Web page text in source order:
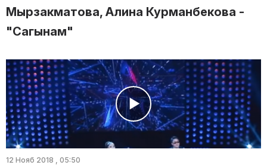
Мырзакматова, Алина Курманбекова -
"Сагынам"
12 Нояб 2018 , 05:50